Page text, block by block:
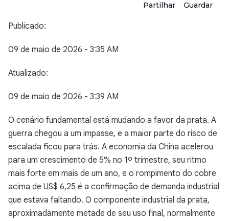
Partilhar Guardar
Publicado:
09 de maio de 2026 - 3:35 AM
Atualizado:
09 de maio de 2026 - 3:39 AM
O cenário fundamental está mudando a favor da prata. A
guerra chegou a um impasse, e a maior parte do risco de
escalada ficou para trás. A economia da China acelerou
para um crescimento de 5% no 1º trimestre, seu ritmo
mais forte em mais de um ano, e o rompimento do cobre
acima de US$ 6,25 é a confirmação de demanda industrial
que estava faltando. O componente industrial da prata,
aproximadamente metade de seu uso final, normalmente